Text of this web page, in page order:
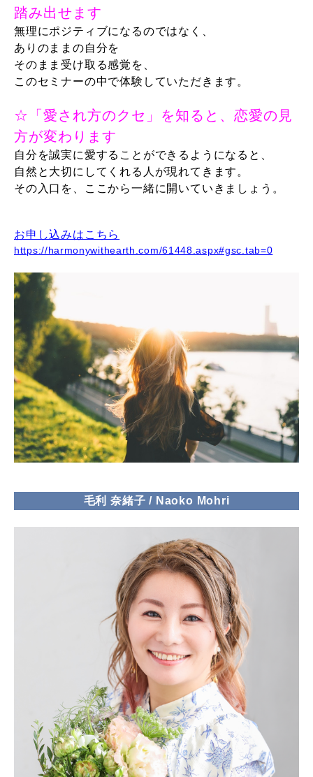
踏み出せます
無理にポジティブになるのではなく、
ありのままの自分を
そのまま受け取る感覚を、
このセミナーの中で体験していただきます。
☆「愛され方のクセ」を知ると、恋愛の見
方が変わります
自分を誠実に愛することができるようになると、
自然と大切にしてくれる人が現れてきます。
その入口を、ここから一緒に開いていきましょう。
お申し込みはこちら
https://harmonywithearth.com/61448.aspx#gsc.tab=0
毛利 奈緒子 / Naoko Mohri